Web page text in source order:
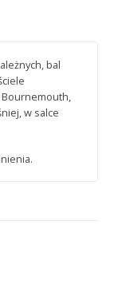
bal
Bournemouth,
w salce